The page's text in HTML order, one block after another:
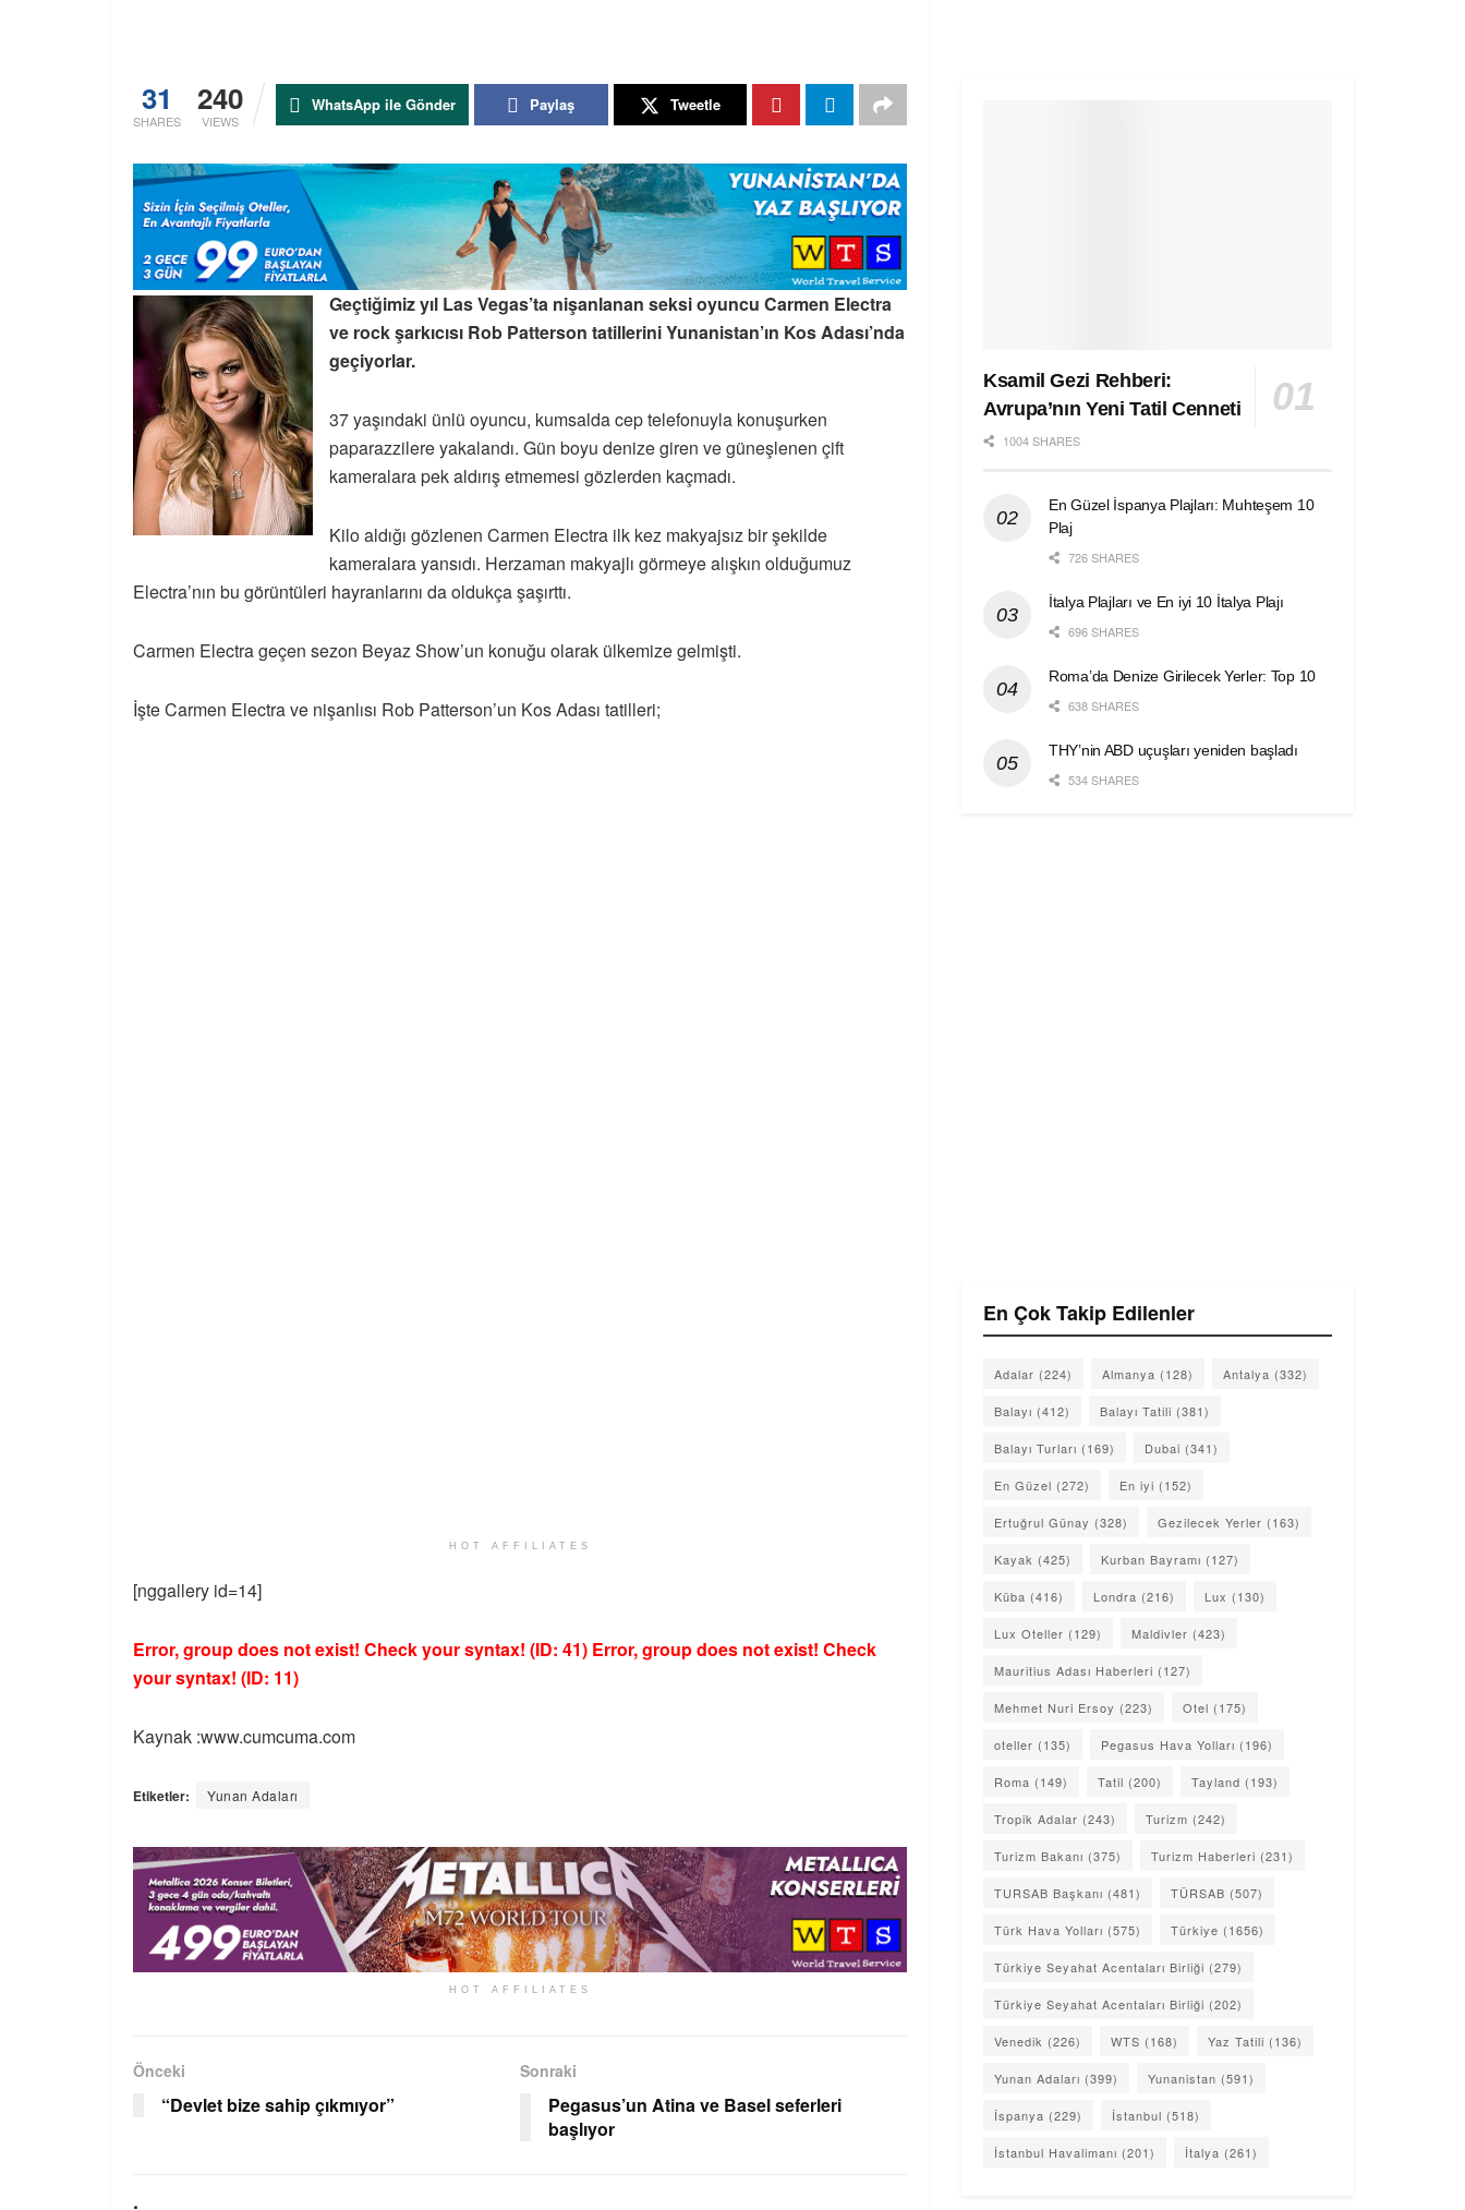
31
SHARES
240
VIEWS
WhatsApp ile Gönder Paylaş Tweetle
Geçtiğimiz yıl Las Vegas’ta nişanlanan seksi oyuncu Carmen Electra
ve rock şarkıcısı Rob Patterson tatillerini Yunanistan’ın Kos Adası’nda
geçiyorlar.
37 yaşındaki ünlü oyuncu, kumsalda cep telefonuyla konuşurken
paparazzilere yakalandı. Gün boyu denize giren ve güneşlenen çift
kameralara pek aldırış etmemesi gözlerden kaçmadı.
Kilo aldığı gözlenen Carmen Electra ilk kez makyajsız bir şekilde
kameralara yansıdı. Herzaman makyajlı görmeye alışkın olduğumuz
Electra’nın bu görüntüleri hayranlarını da oldukça şaşırttı.
Carmen Electra geçen sezon Beyaz Show’un konuğu olarak ülkemize gelmişti.
İşte Carmen Electra ve nişanlısı Rob Patterson’un Kos Adası tatilleri;
HOT AFFILIATES
[nggallery id=14]
Error, group does not exist! Check your syntax! (ID: 41) Error, group does not exist! Check
your syntax! (ID: 11)
Kaynak :www.cumcuma.com
Etiketler: Yunan Adaları
HOT AFFILIATES
Önceki
“Devlet bize sahip çıkmıyor”
Sonraki
Pegasus’un Atina ve Basel seferleri
başlıyor
Ksamil Gezi Rehberi:
Avrupa’nın Yeni Tatil Cenneti
1004 SHARES
En Güzel İspanya Plajları: Muhteşem 10
Plaj
726 SHARES
İtalya Plajları ve En iyi 10 İtalya Plajı
696 SHARES
Roma’da Denize Girilecek Yerler: Top 10
638 SHARES
THY’nin ABD uçuşları yeniden başladı
534 SHARES
En Çok Takip Edilenler
Adalar (224) Almanya (128) Antalya (332)
Balayı (412) Balayı Tatili (381)
Balayı Turları (169) Dubai (341)
En Güzel (272) En iyi (152)
Ertuğrul Günay (328) Gezilecek Yerler (163)
Kayak (425) Kurban Bayramı (127)
Küba (416) Londra (216) Lux (130)
Lux Oteller (129) Maldivler (423)
Mauritius Adası Haberleri (127)
Mehmet Nuri Ersoy (223) Otel (175)
oteller (135) Pegasus Hava Yolları (196)
Roma (149) Tatil (200) Tayland (193)
Tropik Adalar (243) Turizm (242)
Turizm Bakanı (375) Turizm Haberleri (231)
TURSAB Başkanı (481) TÜRSAB (507)
Türk Hava Yolları (575) Türkiye (1656)
Türkiye Seyahat Acentaları Birliği (279)
Türkiye Seyahat Acentaları Birliği (202)
Venedik (226) WTS (168) Yaz Tatili (136)
Yunan Adaları (399) Yunanistan (591)
İspanya (229) İstanbul (518)
İstanbul Havalimanı (201) İtalya (261)